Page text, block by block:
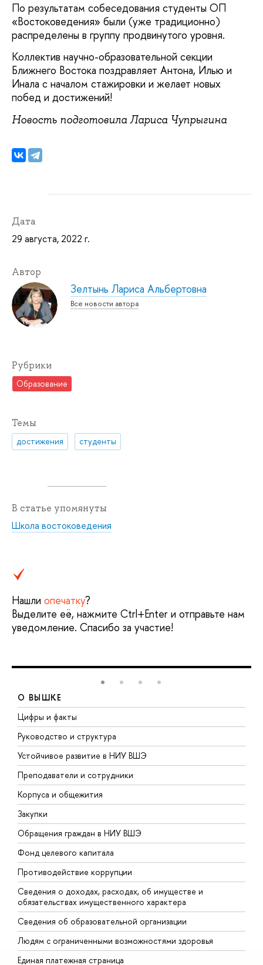
По результатам собеседования студенты ОП
«Востоковедения» были (уже традиционно)
распределены в группу продвинутого уровня.
Коллектив научно-образовательной секции
Ближнего Востока поздравляет Антона, Илью и
Инала с началом стажировки и желает новых
побед и достижений!
Новость подготовила Лариса Чупрыгина
Дата
29 августа, 2022 г.
Автор
Зелтынь Лариса Альбертовна
Все новости автора
Рубрики
Образование
Темы
достижения студенты
В статье упомянуты
Школа востоковедения
Нашли опечатку?
Выделите её, нажмите Ctrl+Enter и отправьте нам
уведомление. Спасибо за участие!
О ВЫШКЕ
Цифры и факты
Руководство и структура
Устойчивое развитие в НИУ ВШЭ
Преподаватели и сотрудники
Корпуса и общежития
Закупки
Обращения граждан в НИУ ВШЭ
Фонд целевого капитала
Противодействие коррупции
Сведения о доходах, расходах, об имуществе и
обязательствах имущественного характера
Сведения об образовательной организации
Людям с ограниченными возможностями здоровья
Единая платежная страница